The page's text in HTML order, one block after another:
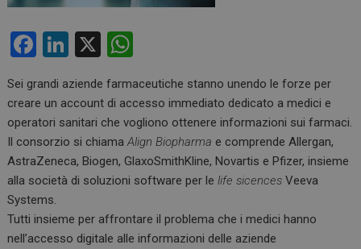
F
ce
b
o
o
k
Li
ke
dI
n
X
at
s
A
p
Sei grandi aziende farmaceutiche stanno unendo le forze per
creare un account di accesso immediato dedicato a medici e
operatori sanitari che vogliono ottenere informazioni sui farmaci.
Il consorzio si chiamaAlign Biopharmae comprende Allergan,
AstraZeneca, Biogen, GlaxoSmithKline, Novartis e Pfizer, insieme
alla società di soluzioni software per lelife sicences Veeva
Systems.
Tutti insieme per affrontare il problema che i medici hanno
nell’accesso digitale alle informazioni delle aziende